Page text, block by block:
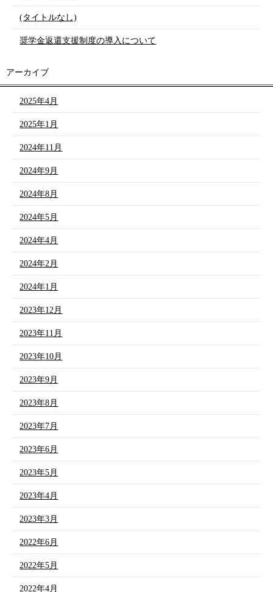
(タイトルなし)
奨学金返還支援制度の導入について
アーカイブ
2025年4月
2025年1月
2024年11月
2024年9月
2024年8月
2024年5月
2024年4月
2024年2月
2024年1月
2023年12月
2023年11月
2023年10月
2023年9月
2023年8月
2023年7月
2023年6月
2023年5月
2023年4月
2023年3月
2022年6月
2022年5月
2022年4月